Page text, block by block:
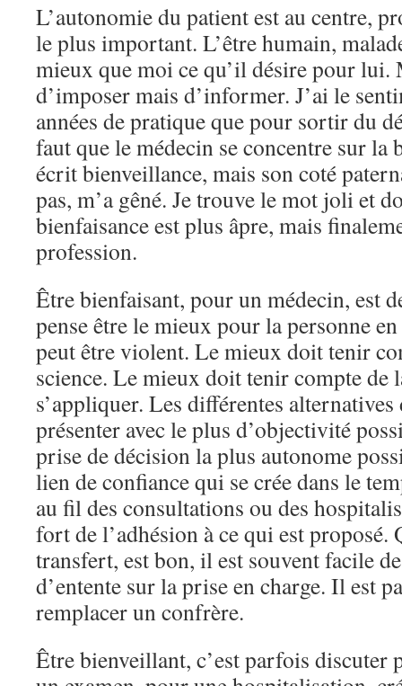
L’autonomie du patient est au centre,
le plus important. L’être humain,
mieux que moi ce qu’il désire pour lui.
d’imposer mais d’informer. J’ai le
années de pratique que pour sortir du
faut que le médecin se concentre sur la
écrit bienveillance, mais son coté
pas, m’a gêné. Je trouve le mot joli et
bienfaisance est plus âpre, mais
profession.
Être bienfaisant, pour un médecin, est
pense être le mieux pour la personne
peut être violent. Le mieux doit tenir
science. Le mieux doit tenir compte de
s’appliquer. Les différentes
présenter avec le plus d’objectivité
prise de décision la plus autonome
lien de confiance qui se crée dans le
au fil des consultations ou des
fort de l’adhésion à ce qui est proposé.
transfert, est bon, il est souvent facile
d’entente sur la prise en charge. Il est
remplacer un confrère.
Être bienveillant, c’est parfois discuter